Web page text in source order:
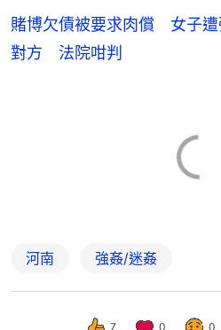
賭博欠債被要求肉償 女子遭
對方 法院咁判
河南 強姦/迷姦
7 0 0